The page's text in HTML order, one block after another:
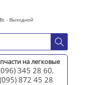
- Выходной
на легковые
345 28 60,
(095) 872 45 28